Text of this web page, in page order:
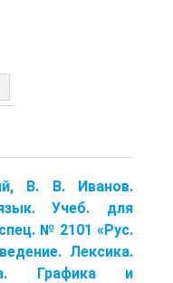
В. В. Иванов.
Учеб. для
№ 2101 «Рус.
Лексика.
Графика и